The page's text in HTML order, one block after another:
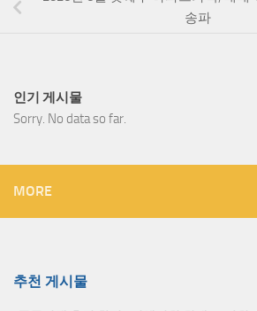
송파
인기 게시물
Sorry. No data so far.
MORE
추천 게시물